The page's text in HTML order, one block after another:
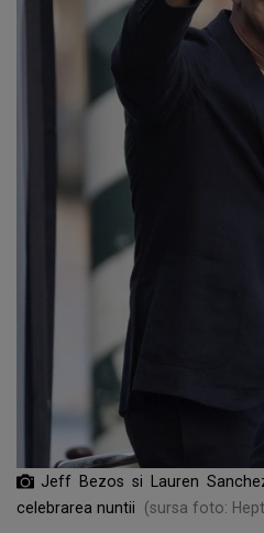
Jeff Bezos si Lauren
celebrarea nuntii
(sursa foto: